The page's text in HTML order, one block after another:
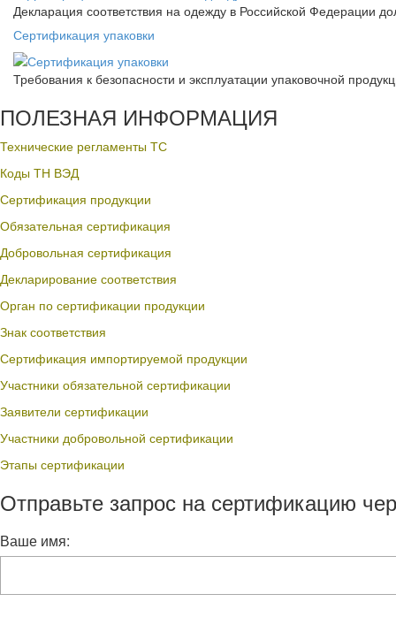
Декларация соответствия на одежду в Российской Федерации
Сертификация упаковки
Требования к безопасности и эксплуатации упаковочной
ПОЛЕЗНАЯ ИНФОРМАЦИЯ
Технические регламенты ТС
Коды ТН ВЭД
Сертификация продукции
Обязательная сертификация
Добровольная сертификация
Декларирование соответствия
Орган по сертификации продукции
Знак соответствия
Сертификация импортируемой продукции
Участники обязательной сертификации
Заявители сертификации
Участники добровольной сертификации
Этапы сертификации
Отправьте запрос на сертификацию
Ваше имя: